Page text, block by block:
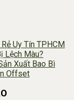
Uy Tín TPHCM
Lệch Màu?
Xuất Bao Bì
Offset